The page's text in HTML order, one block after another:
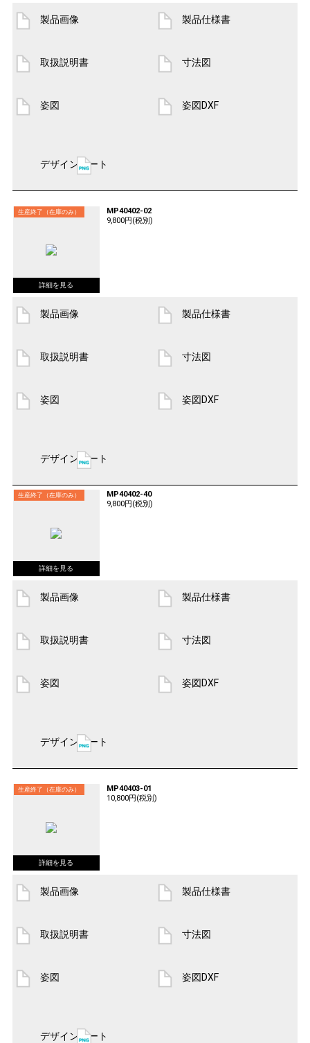
製品画像 製品仕様書
取扱説明書 寸法図
姿図 姿図DXF
デザインシート
生産終了（在庫のみ）
MP40402-02
9,800円(税別)
製品画像 製品仕様書
取扱説明書 寸法図
姿図 姿図DXF
デザインシート
生産終了（在庫のみ）
MP40402-40
9,800円(税別)
製品画像 製品仕様書
取扱説明書 寸法図
姿図 姿図DXF
デザインシート
生産終了（在庫のみ）
MP40403-01
10,800円(税別)
製品画像 製品仕様書
取扱説明書 寸法図
姿図 姿図DXF
デザインシート